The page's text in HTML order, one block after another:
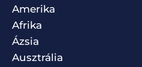
Amerika
Afrika
Ázsia
Ausztrália